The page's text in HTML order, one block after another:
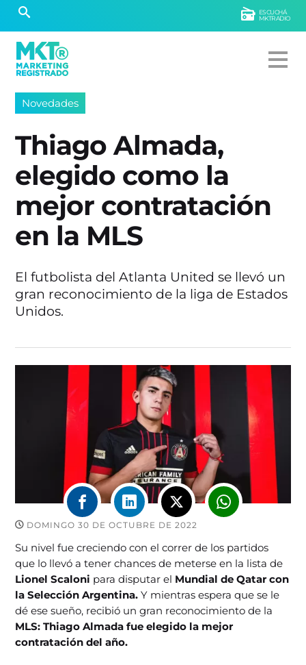
ESCUCHÁ
MKTRADIO
Novedades
Thiago Almada,
elegido como la
mejor contratación
en la MLS
El futbolista del Atlanta United se llevó un
gran reconocimiento de la liga de Estados
Unidos.
DOMINGO 30 DE OCTUBRE DE 2022
Su nivel fue creciendo con el correr de los partidos
que lo llevó a tener chances de meterse en la lista de
Lionel Scaloni para disputar el Mundial de Qatar con
la Selección Argentina. Y mientras espera que se le
dé ese sueño, recibió un gran reconocimiento de la
MLS: Thiago Almada fue elegido la mejor
contratación del año.